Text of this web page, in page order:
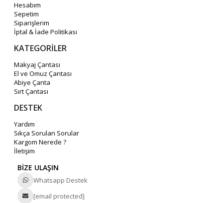
Hesabım
Sepetim
Siparişlerim
İptal & İade Politikası
KATEGORİLER
Makyaj Çantası
El ve Omuz Çantası
Abiye Çanta
Sırt Çantası
DESTEK
Yardım
Sıkça Sorulan Sorular
Kargom Nerede ?
İletişim
BİZE ULAŞIN
Whatsapp Destek
[email protected]